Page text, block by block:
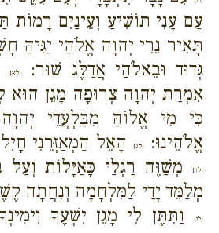
עַם עָנִי תוֹשִׁיעַ וְעֵינַיִם
תָּאִיר נֵרִי יְהוָה אֱלֹהַי יַגִּיהַּ
גְּדוּד וּבֵאלֹהַי אֲדַלֶּג שׁוּר:
{לא}
אִמְרַת יְהוָה צְרוּפָה מָגֵן הוּא
כִּי מִי אֱלוֹהַּ מִבַּלְעֲדֵי
אֱלֹהֵינוּ:
{לג}הָאֵל הַמְאַזְּרֵנִי חָיִל
{לד} מְשַׁוֶּה רַגְלַי כָּאַיָּלוֹת וְעַל
מְלַמֵּד יָדַי לַמִּלְחָמָה וְנִחֲתָה
{לו}
וַתִּתֶּן לִי מָגֵן יִשְׁעֶךָ